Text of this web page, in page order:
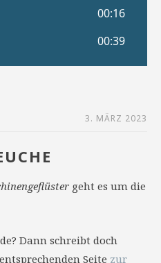
3. MÄRZ 2023
geht es um die
Dann schreibt doch
Seite zur